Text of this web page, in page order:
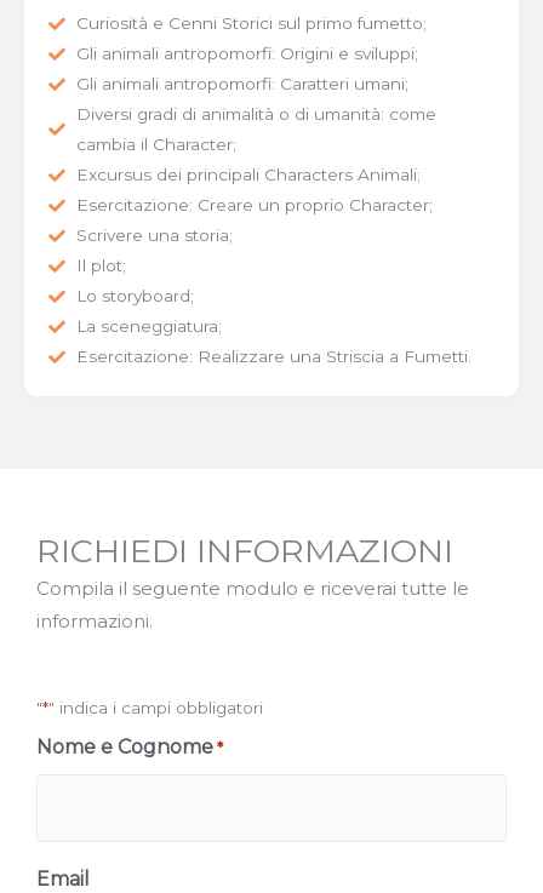
Curiosità e Cenni Storici sul primo fumetto;
Gli animali antropomorfi: Origini e sviluppi;
Gli animali antropomorfi: Caratteri umani;
Diversi gradi di animalità o di umanità: come
cambia il Character;
Excursus dei principali Characters Animali;
Esercitazione: Creare un proprio Character;
Scrivere una storia;
Il plot;
Lo storyboard;
La sceneggiatura;
Esercitazione: Realizzare una Striscia a Fumetti.
RICHIEDI INFORMAZIONI
Compila il seguente modulo e riceverai tutte le
informazioni.
"*" indica i campi obbligatori
Nome e Cognome *
Email